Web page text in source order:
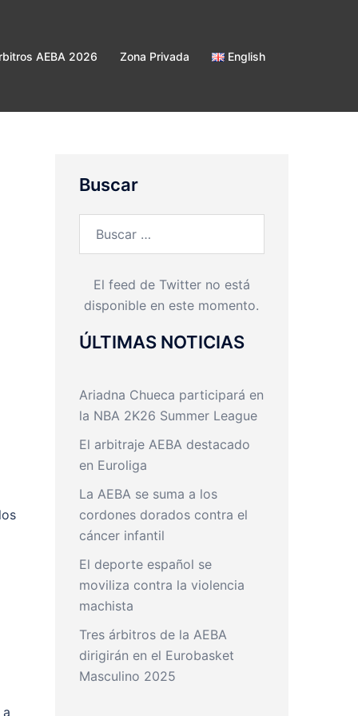
AEBA 2026 Zona Privada English
Buscar
El feed de Twitter no está
disponible en este momento.
ÚLTIMAS NOTICIAS
Ariadna Chueca participará en
la NBA 2K26 Summer League
El arbitraje AEBA destacado
en Euroliga
La AEBA se suma a los
cordones dorados contra el
cáncer infantil
El deporte español se
moviliza contra la violencia
machista
Tres árbitros de la AEBA
dirigirán en el Eurobasket
Masculino 2025